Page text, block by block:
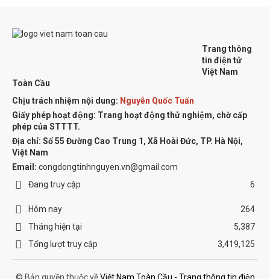
Trang thông
tin điện tử
Việt Nam
Toàn Cầu
Chịu trách nhiệm nội dung: Nguyễn Quốc Tuấn
Giấy phép hoạt động: Trang hoạt động thử nghiệm, chờ cấp
phép của STTTT.
Địa chỉ: Số 55 Đường Cao Trung 1, Xã Hoài Đức, TP. Hà Nội,
Việt Nam
Email: congdongtinhnguyen.vn@gmail.com
Đang truy cập
6
Hôm nay
264
Tháng hiện tại
5,387
Tổng lượt truy cập
3,419,125